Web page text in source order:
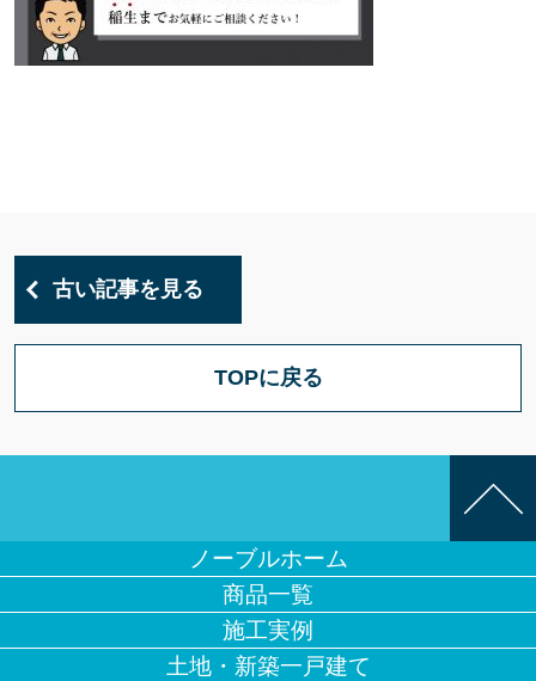
古い記事を見る
TOPに戻る
ノーブルホーム
商品一覧
施工実例
土地・新築一戸建て